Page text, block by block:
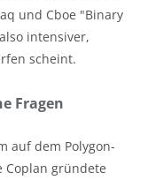
und Cboe "Binary
intensiver,
scheint.
Fragen
auf dem Polygon-
Coplan gründete